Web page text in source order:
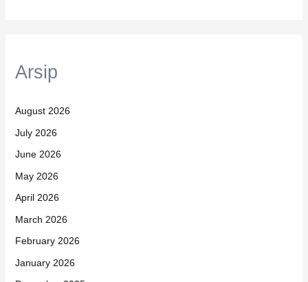
Arsip
August 2026
July 2026
June 2026
May 2026
April 2026
March 2026
February 2026
January 2026